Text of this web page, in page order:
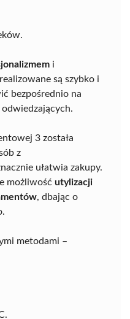
i
są szybko i
bezpośrednio na
3 została
z
ułatwia zakupy.
możliwość utylizacji
, dbając o
metodami –